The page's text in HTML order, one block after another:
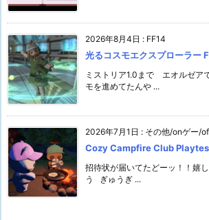
2026年8月4日 : FF14
光るコスモエクスプローラー
ミストリア1.0まで エオルゼア
モを進めてたんや ...
2026年7月1日 : その他/onゲー/
Cozy Campfire Club
招待状が届いてたどーッ！！嬉
う ぎゅうぎ ...